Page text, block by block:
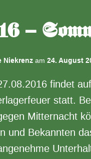
–
Niekrenz am 24. August
findet
statt.
Mitternacht
und Bekannten